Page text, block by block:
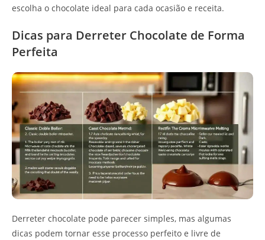
escolha o chocolate ideal para cada ocasião e receita.
Dicas para Derreter Chocolate de Forma
Perfeita
Derreter chocolate pode parecer simples, mas algumas
dicas podem tornar esse processo perfeito e livre de